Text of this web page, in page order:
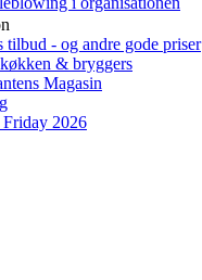
tilbud - og andre gode priser
& bryggers
Magasin
2026